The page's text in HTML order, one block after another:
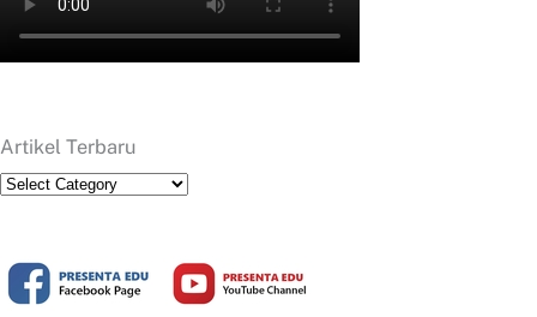
Artikel Terbaru
Artikel
Terbaru